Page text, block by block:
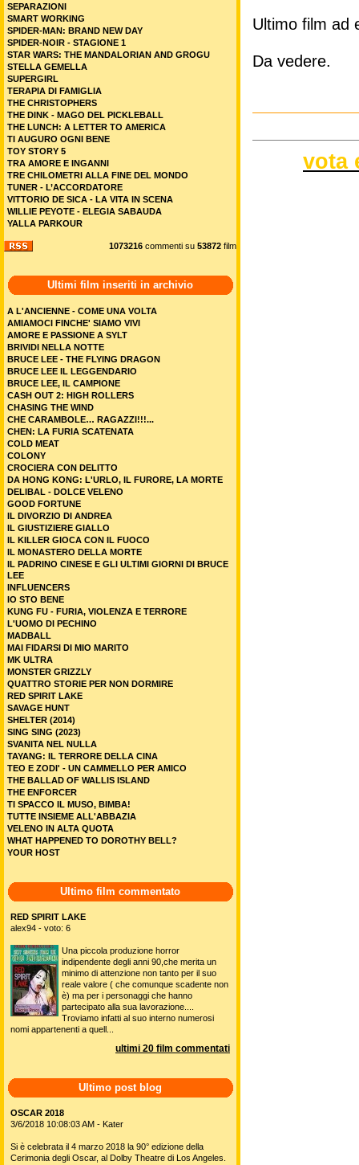
Ultimo film ad
Da vedere.
vota
SEPARAZIONI
SMART WORKING
SPIDER-MAN: BRAND NEW DAY
SPIDER-NOIR - STAGIONE 1
STAR WARS: THE MANDALORIAN AND GROGU
STELLA GEMELLA
SUPERGIRL
TERAPIA DI FAMIGLIA
THE CHRISTOPHERS
THE DINK - MAGO DEL PICKLEBALL
THE LUNCH: A LETTER TO AMERICA
TI AUGURO OGNI BENE
TOY STORY 5
TRA AMORE E INGANNI
TRE CHILOMETRI ALLA FINE DEL MONDO
TUNER - L’ACCORDATORE
VITTORIO DE SICA - LA VITA IN SCENA
WILLIE PEYOTE - ELEGIA SABAUDA
YALLA PARKOUR
1073216 commenti su 53872 film
Ultimi film inseriti in archivio
A L'ANCIENNE - COME UNA VOLTA
AMIAMOCI FINCHE' SIAMO VIVI
AMORE E PASSIONE A SYLT
BRIVIDI NELLA NOTTE
BRUCE LEE - THE FLYING DRAGON
BRUCE LEE IL LEGGENDARIO
BRUCE LEE, IL CAMPIONE
CASH OUT 2: HIGH ROLLERS
CHASING THE WIND
CHE CARAMBOLE… RAGAZZI!!!...
CHEN: LA FURIA SCATENATA
COLD MEAT
COLONY
CROCIERA CON DELITTO
DA HONG KONG: L'URLO, IL FURORE, LA MORTE
DELIBAL - DOLCE VELENO
GOOD FORTUNE
IL DIVORZIO DI ANDREA
IL GIUSTIZIERE GIALLO
IL KILLER GIOCA CON IL FUOCO
IL MONASTERO DELLA MORTE
IL PADRINO CINESE E GLI ULTIMI GIORNI DI BRUCE
LEE
INFLUENCERS
IO STO BENE
KUNG FU - FURIA, VIOLENZA E TERRORE
L'UOMO DI PECHINO
MADBALL
MAI FIDARSI DI MIO MARITO
MK ULTRA
MONSTER GRIZZLY
QUATTRO STORIE PER NON DORMIRE
RED SPIRIT LAKE
SAVAGE HUNT
SHELTER (2014)
SING SING (2023)
SVANITA NEL NULLA
TAYANG: IL TERRORE DELLA CINA
TEO E ZODI' - UN CAMMELLO PER AMICO
THE BALLAD OF WALLIS ISLAND
THE ENFORCER
TI SPACCO IL MUSO, BIMBA!
TUTTE INSIEME ALL'ABBAZIA
VELENO IN ALTA QUOTA
WHAT HAPPENED TO DOROTHY BELL?
YOUR HOST
Ultimo film commentato
RED SPIRIT LAKE
alex94 - voto: 6
Una piccola produzione horror
indipendente degli anni 90,che merita un
minimo di attenzione non tanto per il suo
reale valore ( che comunque scadente non
è) ma per i personaggi che hanno
partecipato alla sua lavorazione....
Troviamo infatti al suo interno numerosi
nomi appartenenti a quell...
ultimi 20 film commentati
Ultimo post blog
OSCAR 2018
3/6/2018 10:08:03 AM - Kater
Si è celebrata il 4 marzo 2018 la 90° edizione della
Cerimonia degli Oscar, al Dolby Theatre di Los Angeles.